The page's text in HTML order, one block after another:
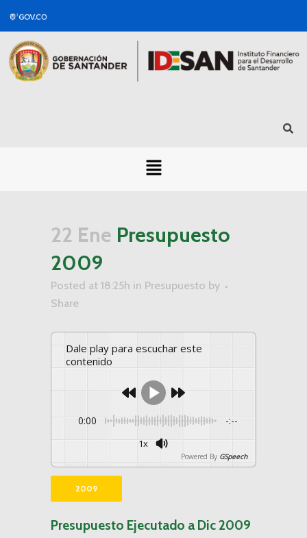
22 Ene Presupuesto
2009
Posted at 18:25h in Presupuesto by
Share
Dale play para escuchar este
contenido
0:00 -:--
1x
Powered By GSpeech
2009
Presupuesto Ejecutado a Dic 2009